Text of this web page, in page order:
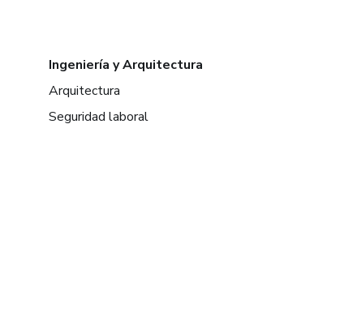
Ingeniería y Arquitectura
Arquitectura
Seguridad laboral